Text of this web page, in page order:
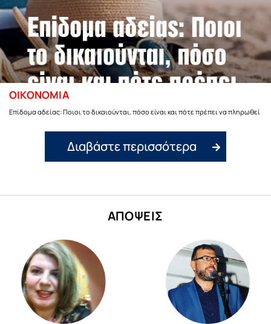
ΟΙΚΟΝΟΜΙΑ
Επίδομα αδείας: Ποιοι το δικαιούνται, πόσο είναι και πότε πρέπει να πληρωθεί
Διαβάστε περισσότερα
ΑΠΟΨΕΙΣ